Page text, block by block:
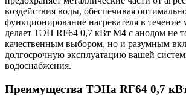
воздействия воды, обеспечивая
функционирование нагревателя в течение
делает ТЭН RF64 0,7 кВт M4 с анодом не
качественным выбором, но и разумным
долгосрочную эксплуатацию вашей
водоснабжения.
Преимущества ТЭНа RF64 0,7